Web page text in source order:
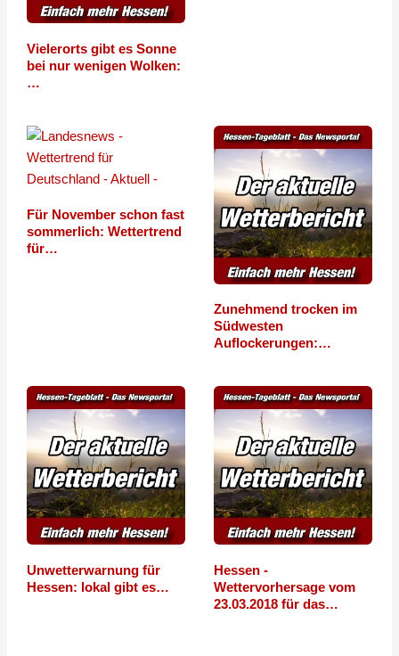
Vielerorts gibt es Sonne
bei nur wenigen Wolken:
…
Für November schon fast
sommerlich: Wettertrend
für…
Zunehmend trocken im
Südwesten
Auflockerungen:…
Unwetterwarnung für
Hessen: lokal gibt es…
Hessen -
Wettervorhersage vom
23.03.2018 für das…